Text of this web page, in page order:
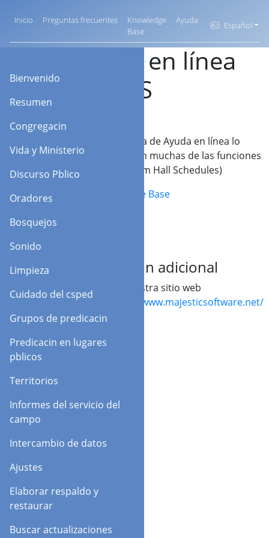
Inicio Preguntas frecuentes
Knowledge
Base
Ayuda Español
Bienvenido
Resumen
Congregacin
Vida y Ministerio
Discurso Pblico
Oradores
Bosquejos
Sonido
Limpieza
Cuidado del csped
Grupos de predicacin
Predicacin en lugares
pblicos
Territorios
Informes del servicio del
campo
Intercambio de datos
Ajustes
Elaborar respaldo y
restaurar
Buscar actualizaciones
Ayuda en línea
de KHS
Nuestro sistema de Ayuda en línea lo
familiarizará con muchas de las funciones
de KHS (Kingdom Hall Schedules)
Knowledge Base
Información adicional
Visite nuestra sitio web
http://www.majesticsoftware.net/